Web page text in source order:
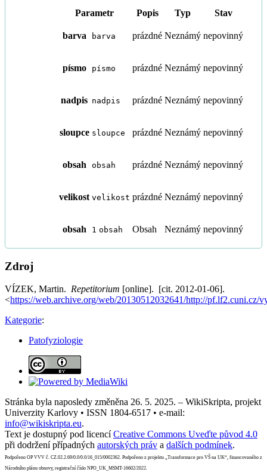
Parametr Popis Typ Stav
barva barva prázdné Neznámý nepovinný
písmo písmo prázdné Neznámý nepovinný
nadpis nadpis prázdné Neznámý nepovinný
sloupce sloupce prázdné Neznámý nepovinný
obsah obsah prázdné Neznámý nepovinný
velikost velikost prázdné Neznámý nepovinný
obsah 1 obsah Obsah Neznámý nepovinný
Zdroj
VÍZEK, Martin. Repetitorium [online]. [cit. 2012-01-06].
<https://web.archive.org/web/20130512032641/http://pf.lf2.cuni.cz/
Kategorie:
Patofyziologie
Stránka byla naposledy změněna 26. 5. 2025. – WikiSkripta, projekt
Univerzity Karlovy • ISSN 1804-6517 • e-mail:
info@wikiskripta.eu.
Text je dostupný pod licencíCreative Commons Uveďte původ 4.0
při dodržení případných autorských práv a dalších podmínek.
Podpořeno OP VVV č. CZ.02.2.69/0.0/0.0/16_015/0002362. Podpořeno z projektu „Transformace pro VŠ na UK“, financovaného z
Národního plánu obnovy, registrační číslo NPO_UK_MSMT-16602/2022.